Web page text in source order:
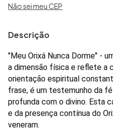
Não sei meu CEP
Descrição
"Meu Orixá Nunca Dorme" -
a dimensão física e reflete a
orientação espiritual
frase, é um testemunho da
profunda com o divino. Esta
e da presença contínua do
veneram.